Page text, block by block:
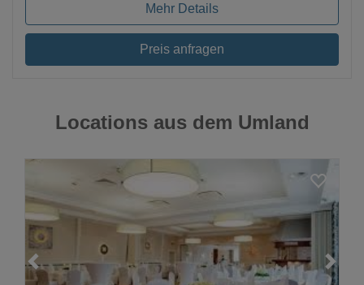
Mehr Details
Preis anfragen
Locations aus dem Umland
Loading...